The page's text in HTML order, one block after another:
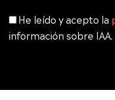
He leído y acepto la
información sobre IAA.